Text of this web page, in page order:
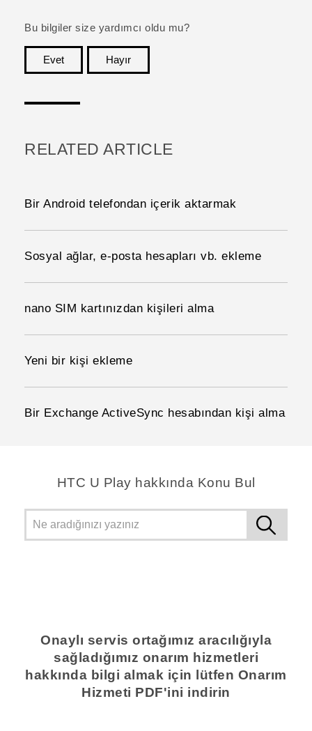
Bu bilgiler size yardımcı oldu mu?
Evet
Hayır
RELATED ARTICLE
Bir Android telefondan içerik aktarmak
Sosyal ağlar, e-posta hesapları vb. ekleme
nano SIM kartınızdan kişileri alma
Yeni bir kişi ekleme
Bir Exchange ActiveSync hesabından kişi alma
HTC U Play hakkında Konu Bul
Onaylı servis ortağımız aracılığıyla
sağladığımız onarım hizmetleri
hakkında bilgi almak için lütfen Onarım
Hizmeti PDF'ini indirin